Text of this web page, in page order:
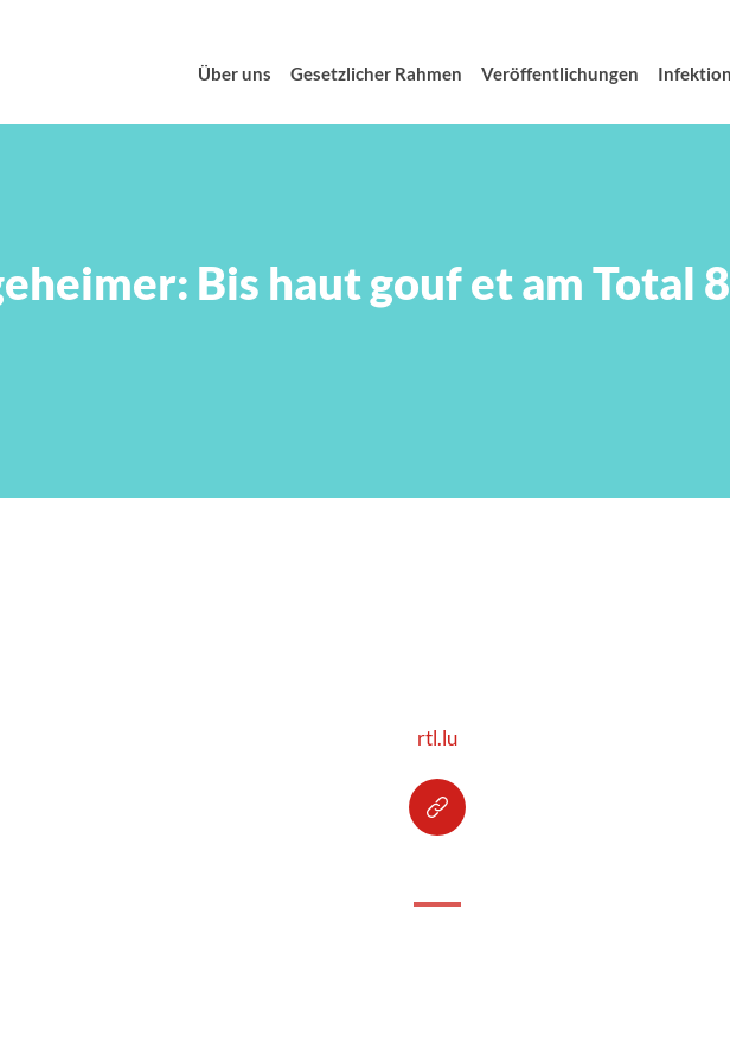
Über uns Gesetzlicher Rahmen Veröffentlichungen
Bis haut gouf et am Total
rtl.lu